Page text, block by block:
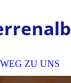
ZU UNS